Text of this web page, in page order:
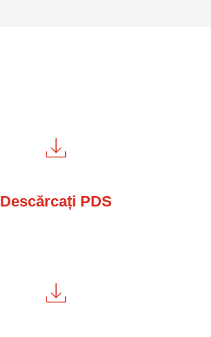
Descărcați PDS